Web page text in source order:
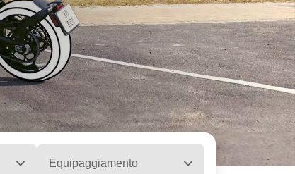
Equipaggiamento